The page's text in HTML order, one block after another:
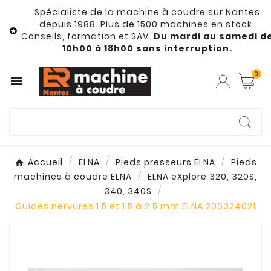

Spécialiste de la machine à coudre sur Nantes
depuis 1988. Plus de 1500 machines en stock.
Conseils, formation et SAV. Du mardi au samedi
10h00 à 18h00 sans interruption.
 0
Accueil ELNA Pieds presseurs ELNA
Pieds
machines à coudre ELNA
ELNA eXplore 320, 320S,
340, 340S
Guides nervures 1,5 et 1,5 à 2,5 mm ELNA 200324021